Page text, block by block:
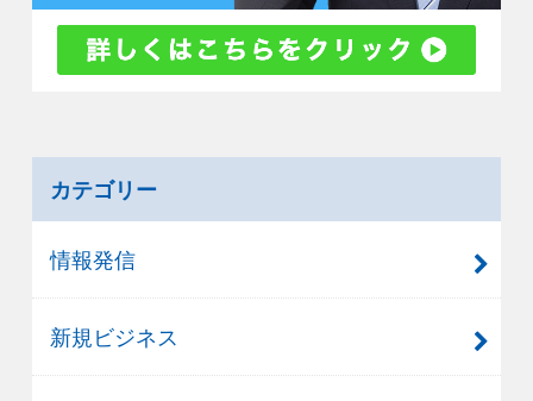
カテゴリー
情報発信
新規ビジネス